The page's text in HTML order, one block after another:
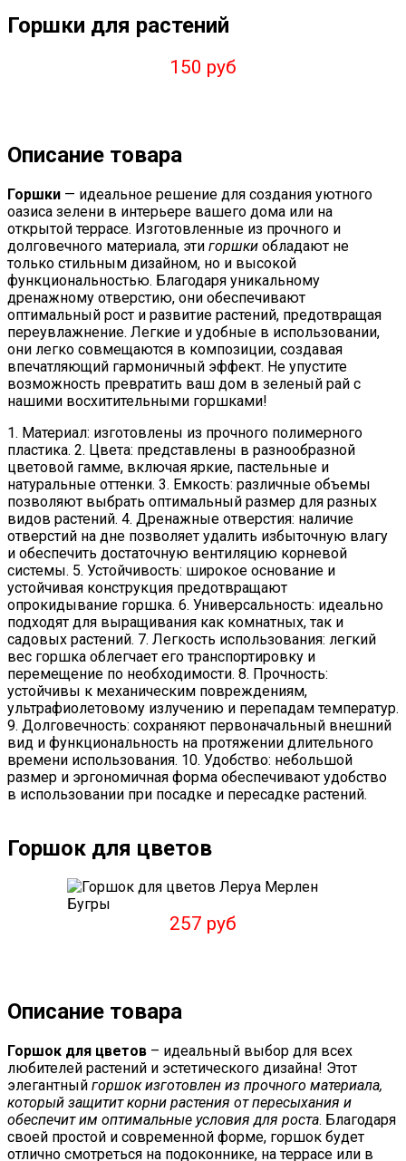
Горшки для растений
150 руб
Описание товара
Горшки — идеальное решение для создания уютного
оазиса зелени в интерьере вашего дома или на
открытой террасе. Изготовленные из прочного и
долговечного материала, эти горшки обладают не
только стильным дизайном, но и высокой
функциональностью. Благодаря уникальному
дренажному отверстию, они обеспечивают
оптимальный рост и развитие растений, предотвращая
переувлажнение. Легкие и удобные в использовании,
они легко совмещаются в композиции, создавая
впечатляющий гармоничный эффект. Не упустите
возможность превратить ваш дом в зеленый рай с
нашими восхитительными горшками!
1. Материал: изготовлены из прочного полимерного
пластика. 2. Цвета: представлены в разнообразной
цветовой гамме, включая яркие, пастельные и
натуральные оттенки. 3. Емкость: различные объемы
позволяют выбрать оптимальный размер для разных
видов растений. 4. Дренажные отверстия: наличие
отверстий на дне позволяет удалить избыточную влагу
и обеспечить достаточную вентиляцию корневой
системы. 5. Устойчивость: широкое основание и
устойчивая конструкция предотвращают
опрокидывание горшка. 6. Универсальность: идеально
подходят для выращивания как комнатных, так и
садовых растений. 7. Легкость использования: легкий
вес горшка облегчает его транспортировку и
перемещение по необходимости. 8. Прочность:
устойчивы к механическим повреждениям,
ультрафиолетовому излучению и перепадам температур.
9. Долговечность: сохраняют первоначальный внешний
вид и функциональность на протяжении длительного
времени использования. 10. Удобство: небольшой
размер и эргономичная форма обеспечивают удобство
в использовании при посадке и пересадке растений.
Горшок для цветов
257 руб
Описание товара
Горшок для цветов – идеальный выбор для всех
любителей растений и эстетического дизайна! Этот
элегантный горшок изготовлен из прочного материала,
который защитит корни растения от пересыхания и
обеспечит им оптимальные условия для роста. Благодаря
своей простой и современной форме, горшок будет
отлично смотреться на подоконнике, на террасе или в